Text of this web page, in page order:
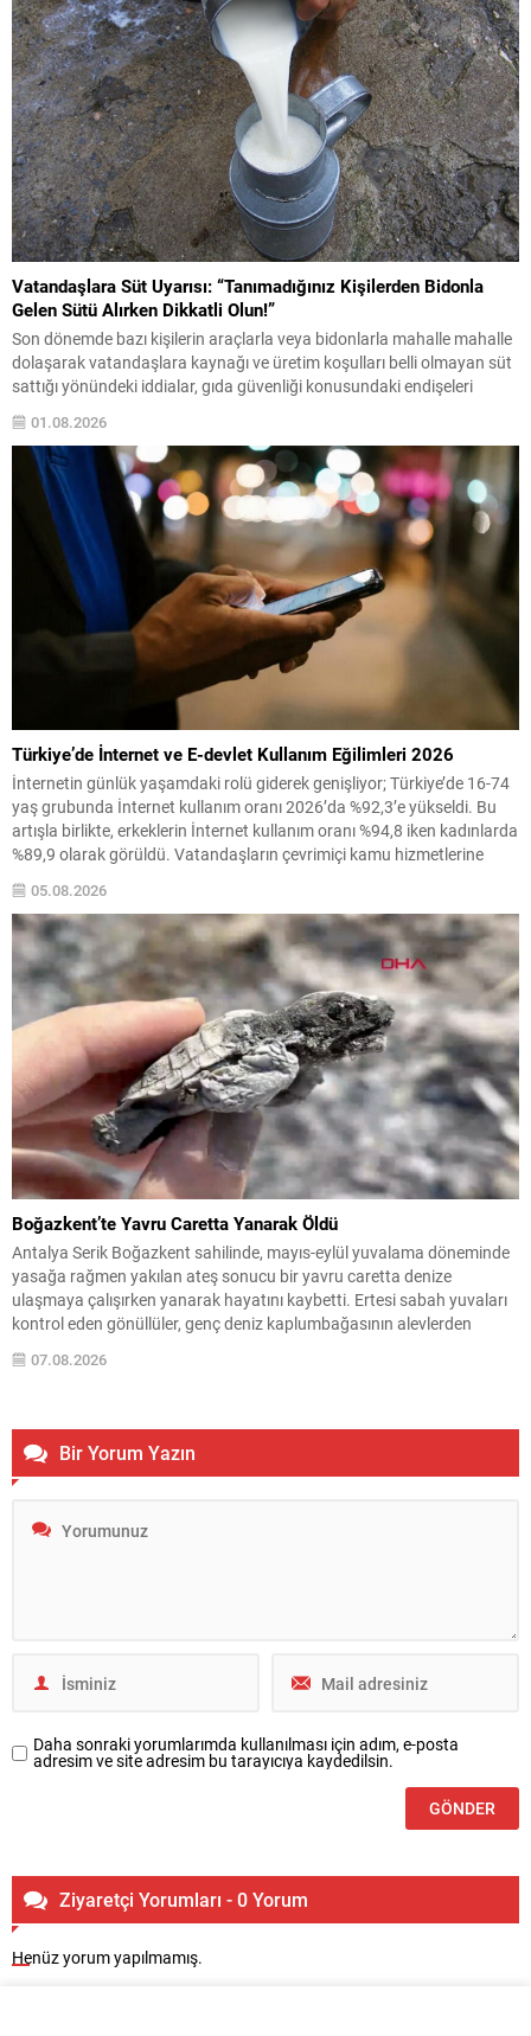
Vatandaşlara Süt Uyarısı: “Tanımadığınız Kişilerden Bidonla
Gelen Sütü Alırken Dikkatli Olun!”
Son dönemde bazı kişilerin araçlarla veya bidonlarla mahalle mahalle
dolaşarak vatandaşlara kaynağı ve üretim koşulları belli olmayan süt
sattığı yönündeki iddialar, gıda güvenliği konusundaki endişeleri
özellikle tanınmayan kişilerden alınan açık sütlerde dikkatli olunması
gerektiği belirtildi. Üretim yeri, hayvan sağlığı, saklama koşulları ve...
01.08.2026
Türkiye’de İnternet ve E-devlet Kullanım Eğilimleri 2026
İnternetin günlük yaşamdaki rolü giderek genişliyor; Türkiye’de 16-74
yaş grubunda İnternet kullanım oranı 2026’da %92,3’e yükseldi. Bu
artışla birlikte, erkeklerin İnternet kullanım oranı %94,8 iken kadınlarda
%89,9 olarak görüldü. Vatandaşların çevrimiçi kamu hizmetlerine
erişimi de yaygınlaşıyor. Son 12 ayda e-devlet hizmetlerinden
yararlananların oranı %76 olurken, erkeklerde bu oran %82,7,
kadınlarda...
05.08.2026
Boğazkent’te Yavru Caretta Yanarak Öldü
Antalya Serik Boğazkent sahilinde, mayıs-eylül yuvalama döneminde
yasağa rağmen yakılan ateş sonucu bir yavru caretta denize
ulaşmaya çalışırken yanarak hayatını kaybetti. Ertesi sabah yuvaları
kontrol eden gönüllüler, genç deniz kaplumbağasının alevlerden
etkilendiğini tespit etti. Ekolojik Araştırmalar Derneği (EKAD)
gönüllüsü Burcu Kotan, bölgenin deniz kaplumbağaları için yoğun ve
07.08.2026
Bir Yorum Yazın
Daha sonraki yorumlarımda kullanılması için adım, e-posta
adresim ve site adresim bu tarayıcıya kaydedilsin.
Ziyaretçi Yorumları - 0 Yorum
Henüz yorum yapılmamış.